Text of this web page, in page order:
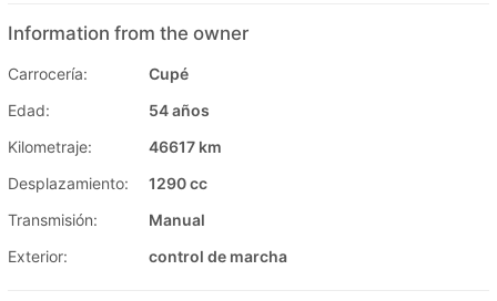
Information from the owner
Carrocería:
Cupé
Edad:
54 años
Kilometraje:
46617 km
Desplazamiento:
1290 cc
Transmisión:
Manual
Exterior:
control de marcha